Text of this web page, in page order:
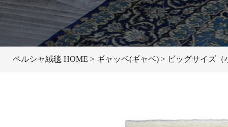
ペルシャ絨毯 HOME ギャッベ(ギャベ) ビッグサイズ（